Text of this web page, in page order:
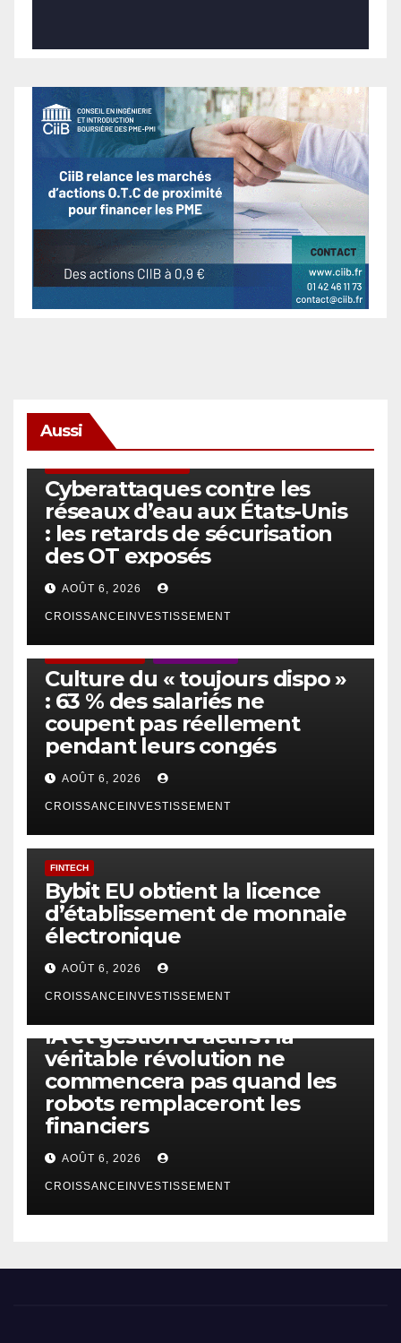
Aussi
Cyberattaques contre les
réseaux d’eau aux États-Unis
: les retards de sécurisation
des OT exposés
AOÛT 6, 2026
CROISSANCEINVESTISSEMENT
Culture du « toujours dispo »
: 63 % des salariés ne
coupent pas réellement
pendant leurs congés
AOÛT 6, 2026
CROISSANCEINVESTISSEMENT
FINTECH
Bybit EU obtient la licence
d’établissement de monnaie
électronique
AOÛT 6, 2026
CROISSANCEINVESTISSEMENT
IA et gestion d’actifs : la
véritable révolution ne
commencera pas quand les
robots remplaceront les
financiers
AOÛT 6, 2026
CROISSANCEINVESTISSEMENT